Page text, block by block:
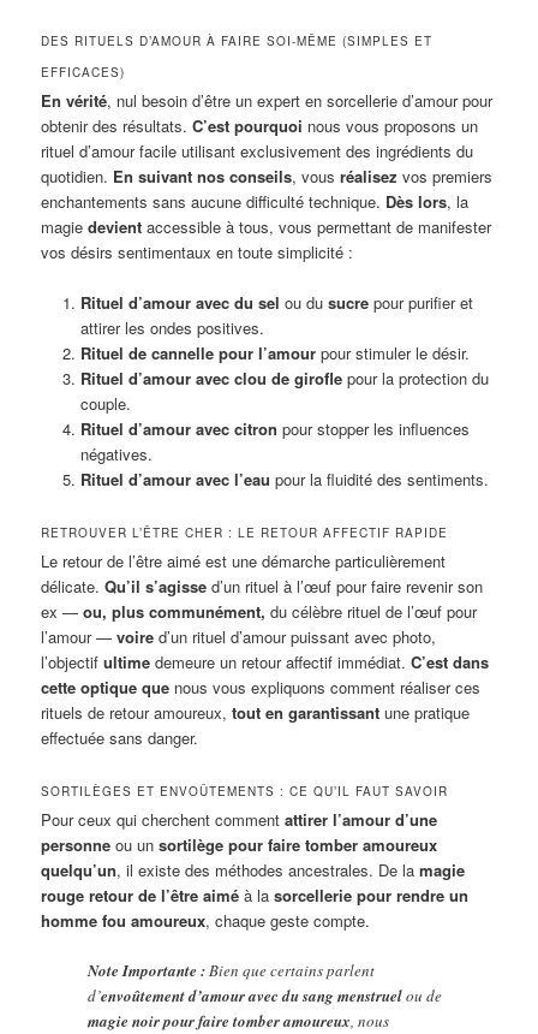
DES RITUELS D’AMOUR À FAIRE SOI-MÊME (SIMPLES ET
EFFICACES)
En vérité, nul besoin d’être un expert en sorcellerie d’amour pour
obtenir des résultats.C’est pourquoi nous vous proposons un
rituel d’amour facile utilisant exclusivement des ingrédients du
quotidien. En suivant nos conseils, vousréalisez vos premiers
enchantements sans aucune difficulté technique. Dès lors, la
magiedevient accessible à tous, vous permettant de manifester
vos désirs sentimentaux en toute simplicité :
Rituel d’amour avec du sel ou du sucrepour purifier et
attirer les ondes positives.
Rituel de cannelle pour l’amourpour stimuler le désir.
Rituel d’amour avec clou de giroflepour la protection du
couple.
Rituel d’amour avec citron pour stopper les influences
négatives.
Rituel d’amour avec l’eau pour la fluidité des sentiments.
RETROUVER L’ÊTRE CHER : LE RETOUR AFFECTIF RAPIDE
Le retour de l’être aimé est une démarche particulièrement
délicate.Qu’il s’agisse d’un rituel à l’œuf pour faire revenir son
ex —ou, plus communément, du célèbre rituel de l’œuf pour
l’amour —voire d’un rituel d’amour puissant avec photo,
l’objectifultime demeure un retour affectif immédiat.C’est dans
cette optique que nous vous expliquons comment réaliser ces
rituels de retour amoureux,tout en garantissant une pratique
effectuée sans danger.
SORTILÈGES ET ENVOÛTEMENTS : CE QU’IL FAUT SAVOIR
Pour ceux qui cherchent commentattirer l’amour d’une
personne ou unsortilège pour faire tomber amoureux
quelqu’un, il existe des méthodes ancestrales. De lamagie
rouge retour de l’être aimé à lasorcellerie pour rendre un
homme fou amoureux, chaque geste compte.
Note Importante :Bien que certains parlent
d’envoûtement d’amour avec du sang menstruelou de
magie noir pour faire tomber amoureux, nous